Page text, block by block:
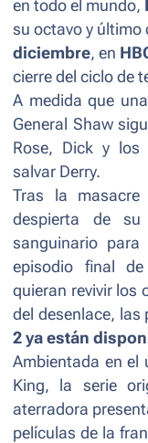
en todo el mundo,
su octavo y último
diciembre, en
cierre del ciclo de
A medida que
General Shaw
Rose, Dick y los
salvar Derry.
Tras la masacre
despierta de
sanguinario para
episodio final
quieran revivir los
del desenlace, las
2 ya están
Ambientada en el
King, la serie
aterradora
películas de la